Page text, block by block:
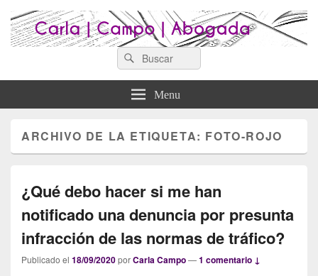
Abogados Lugo : Carla Campo
Abogada
Search
for:
Menu
ARCHIVO DE LA ETIQUETA: FOTO-ROJO
¿Qué debo hacer si me han
notificado una denuncia por presunta
infracción de las normas de tráfico?
Publicado el 18/09/2020porCarla Campo—1 comentario ↓